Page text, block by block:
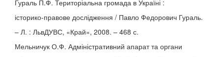
Гураль П.Ф. Територіальна громада в Україні :
історико-правове дослідження / Павло Федорович Гураль.
– Л. : ЛьвДУВС, «Край», 2008. – 468 с.
Мельничук О.Ф. Адміністративний апарат та органи